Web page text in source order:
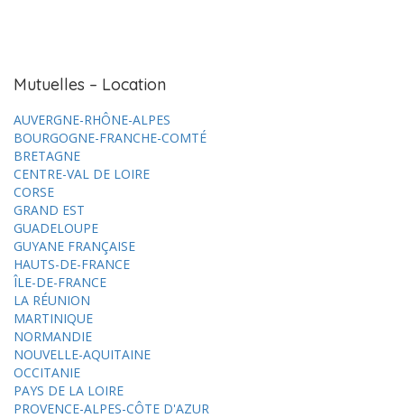
Mutuelles – Location
AUVERGNE-RHÔNE-ALPES
BOURGOGNE-FRANCHE-COMTÉ
BRETAGNE
CENTRE-VAL DE LOIRE
CORSE
GRAND EST
GUADELOUPE
GUYANE FRANÇAISE
HAUTS-DE-FRANCE
ÎLE-DE-FRANCE
LA RÉUNION
MARTINIQUE
NORMANDIE
NOUVELLE-AQUITAINE
OCCITANIE
PAYS DE LA LOIRE
PROVENCE-ALPES-CÔTE D'AZUR